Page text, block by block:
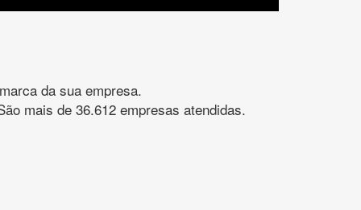
da sua empresa.
mais de 36.612 empresas atendidas.